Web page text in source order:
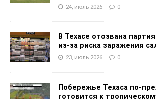
24, июль 2026 0
В Техасе отозвана
из-за риска заражения
23, июль 2026 0
Побережье Техаса по-
готовится к